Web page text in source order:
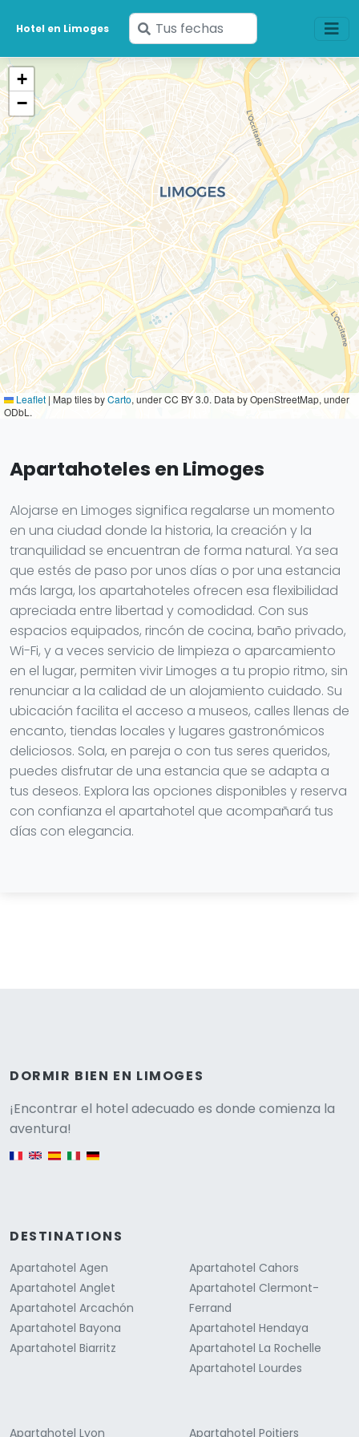
Hotel en Limoges
Ingresa
tus
fechas
+
−
Leaflet | Map tiles byCarto, under CC BY 3.0. Data by OpenStreetMap, under
ODbL.
Apartahoteles en Limoges
Alojarse en Limoges significa regalarse un momento
en una ciudad donde la historia, la creación y la
tranquilidad se encuentran de forma natural. Ya sea
que estés de paso por unos días o por una estancia
más larga, los apartahoteles ofrecen esa flexibilidad
apreciada entre libertad y comodidad. Con sus
espacios equipados, rincón de cocina, baño privado,
Wi-Fi, y a veces servicio de limpieza o aparcamiento
en el lugar, permiten vivir Limoges a tu propio ritmo, sin
renunciar a la calidad de un alojamiento cuidado. Su
ubicación facilita el acceso a museos, calles llenas de
encanto, tiendas locales y lugares gastronómicos
deliciosos. Sola, en pareja o con tus seres queridos,
puedes disfrutar de una estancia que se adapta a
tus deseos. Explora las opciones disponibles y reserva
con confianza el apartahotel que acompañará tus
días con elegancia.
DORMIR BIEN EN LIMOGES
¡Encontrar el hotel adecuado es donde comienza la
aventura!
DESTINATIONS
Apartahotel Agen
Apartahotel Anglet
Apartahotel Arcachón
Apartahotel Bayona
Apartahotel Biarritz
Apartahotel Cahors
Apartahotel Clermont-
Ferrand
Apartahotel Hendaya
Apartahotel La Rochelle
Apartahotel Lourdes
Apartahotel Lyon Apartahotel Poitiers